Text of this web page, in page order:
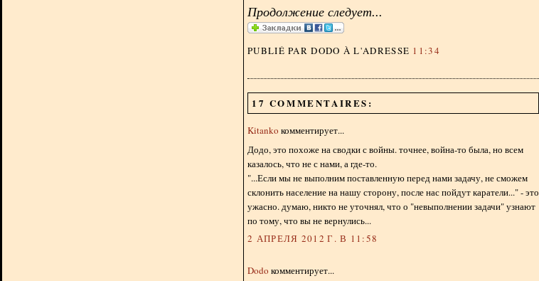
Продолжение следует...
PUBLIÉ PAR DODO À L'ADRESSE 11:34
17 COMMENTAIRES:
Kitanko комментирует...
Додо, это похоже на сводки с войны. точнее, война-то была, но всем
казалось, что не с нами, а где-то.
"...Если мы не выполним поставленную перед нами задачу, не сможем
склонить население на нашу сторону, после нас пойдут каратели..." - это
ужасно. думаю, никто не уточнял, что о "невыполнении задачи" узнают
по тому, что вы не вернулись...
2 АПРЕЛЯ 2012 Г. В 11:58
Dodo комментирует...